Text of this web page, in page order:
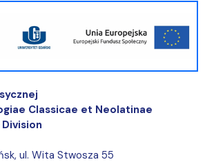
Classicae et Neolatinae
ul. Wita Stwosza 55